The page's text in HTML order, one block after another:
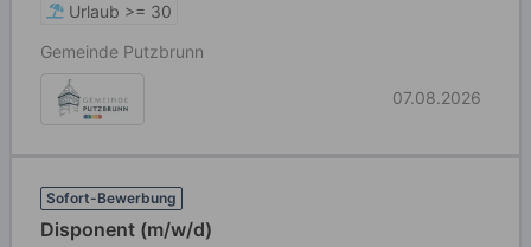
Urlaub >= 30
Gemeinde Putzbrunn
07.08.2026
Sofort-Bewerbung
Disponent (m/w/d)